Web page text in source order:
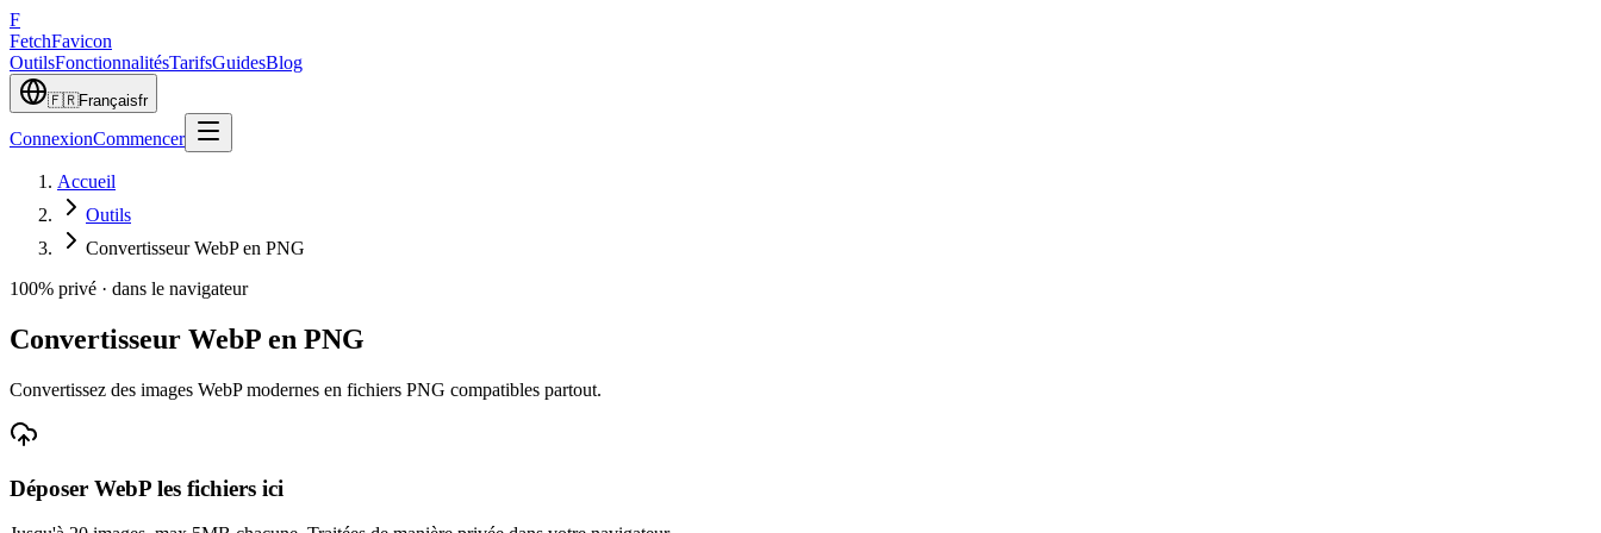
F
FetchFavicon
OutilsFonctionnalitésTarifsGuidesBlog
🇫🇷Françaisfr
ConnexionCommencer
Accueil
Outils
Convertisseur WebP en PNG
100% privé · dans le navigateur
Convertisseur WebP en PNG
Convertissez des images WebP modernes en fichiers PNG compatibles partout.
Déposer WebP les fichiers ici